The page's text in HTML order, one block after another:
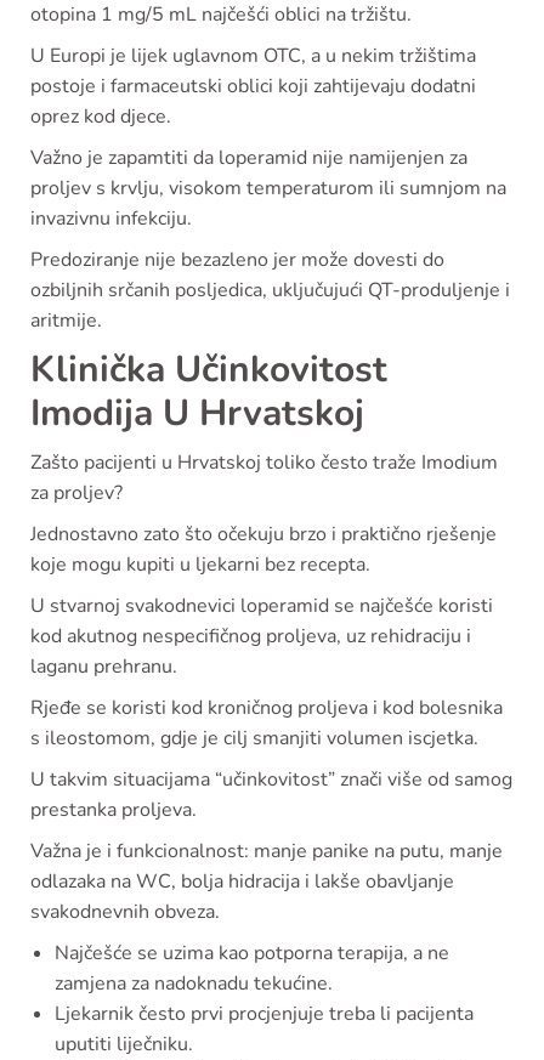
otopina 1 mg/5 mL najčešći oblici na tržištu.
U Europi je lijek uglavnom OTC, a u nekim tržištima
postoje i farmaceutski oblici koji zahtijevaju dodatni
oprez kod djece.
Važno je zapamtiti da loperamid nije namijenjen za
proljev s krvlju, visokom temperaturom ili sumnjom na
invazivnu infekciju.
Predoziranje nije bezazleno jer može dovesti do
ozbiljnih srčanih posljedica, uključujući QT-produljenje i
aritmije.
Klinička Učinkovitost
Imodija U Hrvatskoj
Zašto pacijenti u Hrvatskoj toliko često traže Imodium
za proljev?
Jednostavno zato što očekuju brzo i praktično rješenje
koje mogu kupiti u ljekarni bez recepta.
U stvarnoj svakodnevici loperamid se najčešće koristi
kod akutnog nespecifičnog proljeva, uz rehidraciju i
laganu prehranu.
Rjeđe se koristi kod kroničnog proljeva i kod bolesnika
s ileostomom, gdje je cilj smanjiti volumen iscjetka.
U takvim situacijama “učinkovitost” znači više od samog
prestanka proljeva.
Važna je i funkcionalnost: manje panike na putu, manje
odlazaka na WC, bolja hidracija i lakše obavljanje
svakodnevnih obveza.
Najčešće se uzima kao potporna terapija, a ne
zamjena za nadoknadu tekućine.
Ljekarnik često prvi procjenjuje treba li pacijenta
uputiti liječniku.